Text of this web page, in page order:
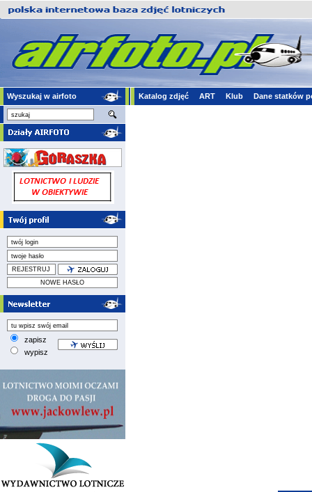
Wyszukaj w airfoto Katalog zdjęć ART Klub Dane statków
zapisz
wypisz